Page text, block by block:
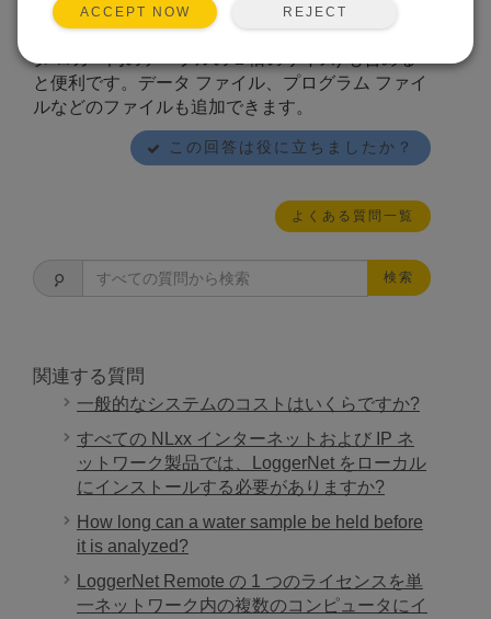
初期化ファイルだけでなく、データ キャッシュ
(収集されたデータのバイナリ データベース。デー
タ ロガー内のテーブルの 2 倍のサイズ) も含める
と便利です。データ ファイル、プログラム ファイ
ルなどのファイルも追加できます。
この回答は役に立ちましたか？
よくある質問一覧
検索
関連する質問
一般的なシステムのコストはいくらですか?
すべての NLxx インターネットおよび IP ネ
ットワーク製品では、LoggerNet をローカル
にインストールする必要がありますか?
How long can a water sample be held before
it is analyzed?
LoggerNet Remote の 1 つのライセンスを単
一ネットワーク内の複数のコンピュータにイ
ACCEPT NOW REJECT